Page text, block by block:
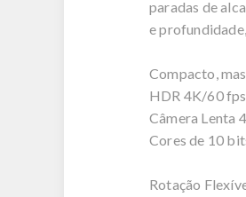
paradas de
e
Compacto,
HDR 4K/60
Câmera Lenta
Cores de 10
Rotação